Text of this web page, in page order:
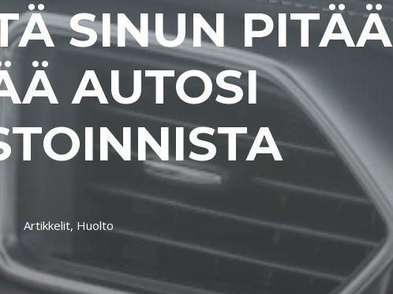
SINUN PITÄÄ
AUTOSI
Artikkelit, Huolto